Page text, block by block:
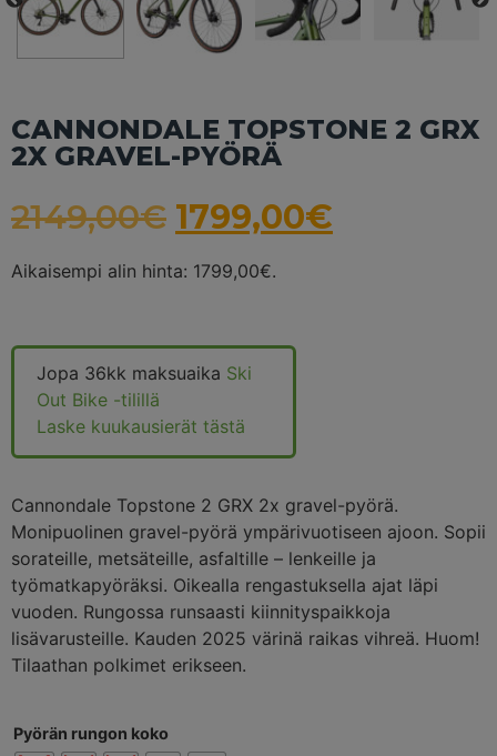
CANNONDALE TOPSTONE 2 GRX
2X GRAVEL-PYÖRÄ
2149,00€ 1799,00€
Aikaisempi alin hinta: 1799,00€.
Jopa 36kk maksuaika Ski
Out Bike -tilillä
Laske kuukausierät tästä
Cannondale Topstone 2 GRX 2x gravel-pyörä.
Monipuolinen gravel-pyörä ympärivuotiseen ajoon. Sopii
sorateille, metsäteille, asfaltille – lenkeille ja
työmatkapyöräksi. Oikealla rengastuksella ajat läpi
vuoden. Rungossa runsaasti kiinnityspaikkoja
lisävarusteille. Kauden 2025 värinä raikas vihreä. Huom!
Tilaathan polkimet erikseen.
Pyörän rungon koko